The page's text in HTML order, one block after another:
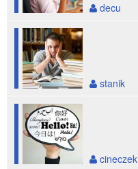
decu
stanik
cineczek